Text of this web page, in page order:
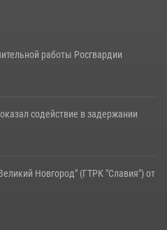
работы Росгвардии
содействие в задержании
Новгород" (ГТРК "Славия") от